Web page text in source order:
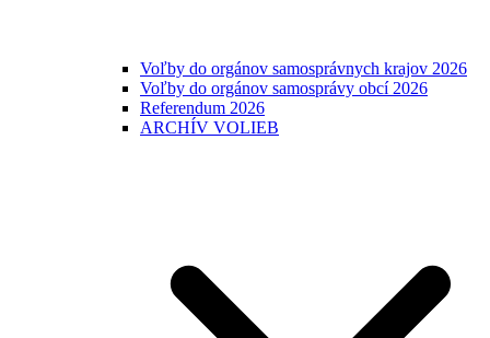
Voľby do orgánov samosprávnych krajov 2026
Voľby do orgánov samosprávy obcí 2026
Referendum 2026
ARCHÍV VOLIEB